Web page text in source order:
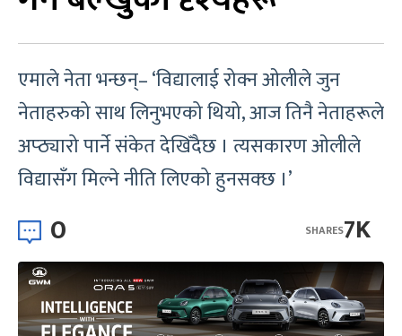
एमाले नेता भन्छन्– ‘विद्यालाई रोक्न ओलीले जुन
नेताहरुको साथ लिनुभएको थियो, आज तिनै नेताहरूले
अप्ठ्यारो पार्ने संकेत देखिँदैछ । त्यसकारण ओलीले
विद्यासँग मिल्ने नीति लिएको हुनसक्छ ।’
0 7K
SHARES